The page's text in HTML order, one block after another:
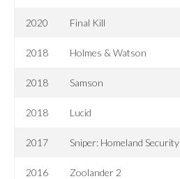
2020 Final Kill
2018 Holmes & Watson
2018 Samson
2018 Lucid
2017 Sniper: Homeland Security
2016 Zoolander 2